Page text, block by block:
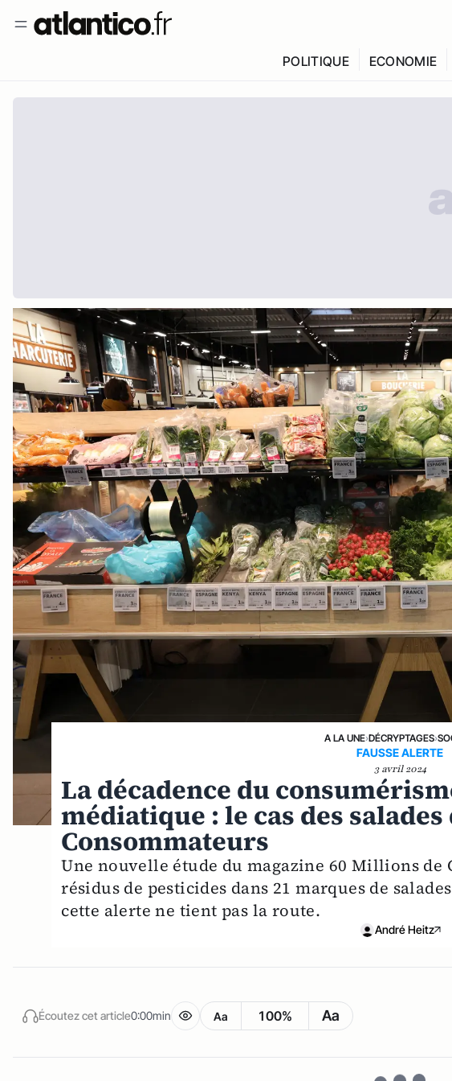
POLITIQUE ECONOMIE
A LA UNE›DÉCRYPTAGES›
FAUSSE ALERTE
3 avril 2024
La décadence du
médiatique : le cas des
Consommateurs
Une nouvelle étude du magazine 60 Millions de
résidus de pesticides dans 21 marques de
cette alerte ne tient pas la route.
André Heitz
Écoutez cet article0:00min Aa 100% Aa